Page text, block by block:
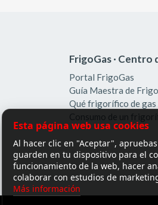
FrigoGas · Centro
Portal FrigoGas
Guía Maestra de
Qué frigorífico de
Consumo de un
Esta página web usa cookies
Al hacer clic en "Aceptar",
guarden en tu dispositivo para el
funcionamiento de la web, hacer
colaborar con estudios de
Más información